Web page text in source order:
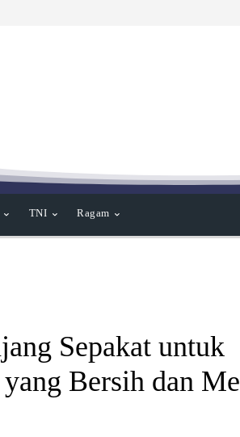
TNI Ragam
Sepakat untuk
Bersih dan